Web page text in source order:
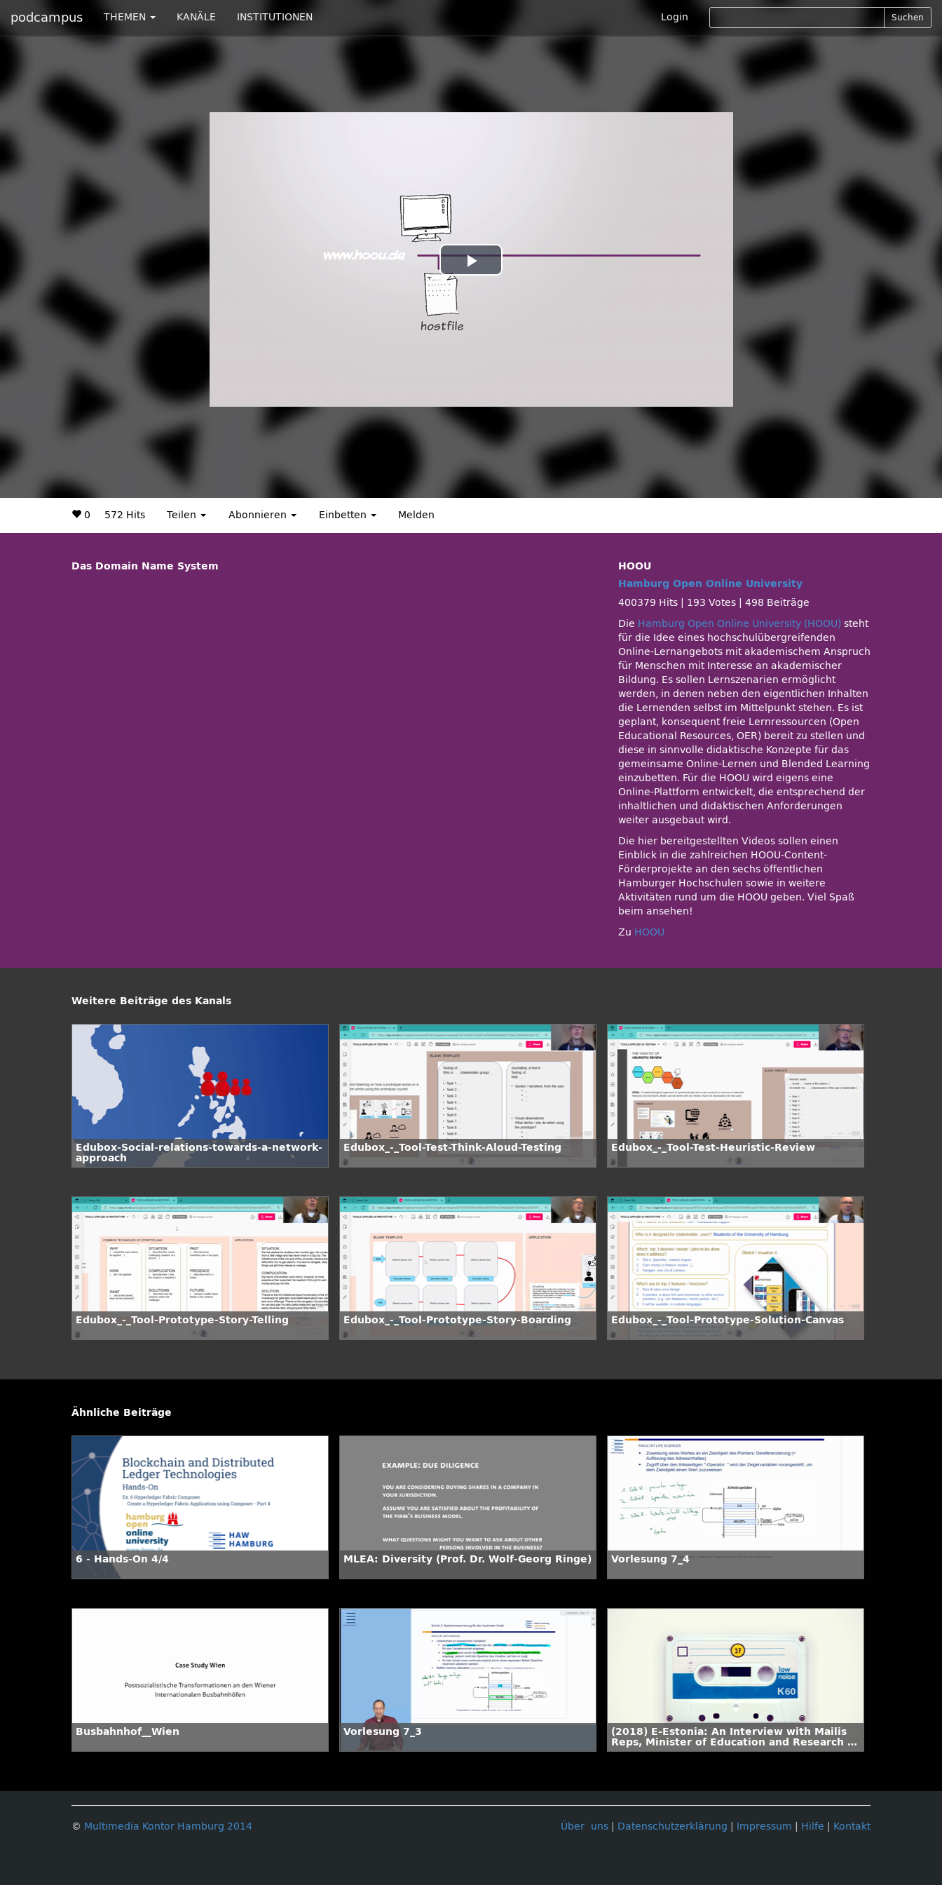
podcampus THEMEN KANÄLE INSTITUTIONEN Login Suchen
Play
0 572 Hits Teilen Abonnieren Einbetten Melden
Das Domain Name System
HOOU
Hamburg Open Online University
400379 Hits
193 Votes
498 Beiträge
Die Hamburg Open Online University (HOOU) steht
für die Idee eines hochschulübergreifenden
Online-Lernangebots mit akademischem Anspruch
für Menschen mit Interesse an akademischer
Bildung. Es sollen Lernszenarien ermöglicht
werden, in denen neben den eigentlichen Inhalten
die Lernenden selbst im Mittelpunkt stehen. Es ist
geplant, konsequent freie Lernressourcen (Open
Educational Resources, OER) bereit zu stellen und
diese in sinnvolle didaktische Konzepte für das
gemeinsame Online-Lernen und Blended Learning
einzubetten. Für die HOOU wird eigens eine
Online-Plattform entwickelt, die entsprechend der
inhaltlichen und didaktischen Anforderungen
weiter ausgebaut wird.
Die hier bereitgestellten Videos sollen einen
Einblick in die zahlreichen HOOU-Content-
Förderprojekte an den sechs öffentlichen
Hamburger Hochschulen sowie in weitere
Aktivitäten rund um die HOOU geben. Viel Spaß
beim ansehen!
Zu HOOU
Weitere Beiträge des Kanals
Edubox-Social-relations-towards-a-network-
approach
Edubox_-_Tool-Test-Think-Aloud-Testing Edubox_-_Tool-Test-Heuristic-Review
Edubox_-_Tool-Prototype-Story-Telling Edubox_-_Tool-Prototype-Story-Boarding Edubox_-_Tool-Prototype-Solution-Canvas
Ähnliche Beiträge
6 - Hands-On 4/4 MLEA: Diversity (Prof. Dr. Wolf-Georg Ringe) Vorlesung 7_4
Busbahnhof__Wien Vorlesung 7_3
(2018) E-Estonia: An Interview with Mailis
Reps, Minister of Education and Research of
the Republic of Estonia, on democracy,
Über uns Datenschutzerklärung Impressum Hilfe Kontakt
© Multimedia Kontor Hamburg 2014